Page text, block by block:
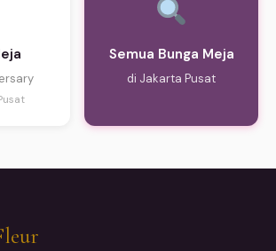
Semua Bunga Meja
di Jakarta Pusat